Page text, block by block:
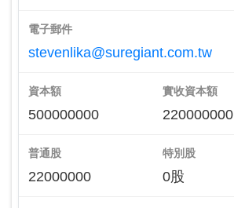
電子郵件
stevenlika@suregiant.com.tw
資本額
500000000
實收資本額
220000000
普通股
22000000
特別股
0股